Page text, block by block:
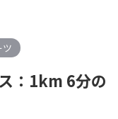
ツ
：1km 6分の